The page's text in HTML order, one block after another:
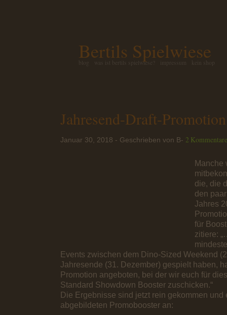
Bertils Spielwiese
blog was ist bertils spielwiese? impressum kein shop
Jahresend-Draft-
Januar 30, 2018 - Geschrieben von B- 2 Kommentare
Manche
die, die
den
Jahres
für
zitiere:
Events zwischen dem Dino-Sized Weekend
Jahresende (31. Dezember) gespielt haben,
Promotion angeboten, bei der wir euch für
Standard Showdown Booster zuschicken.“
Die Ergebnisse sind jetzt rein gekommen und
abgebildeten Promobooster an: